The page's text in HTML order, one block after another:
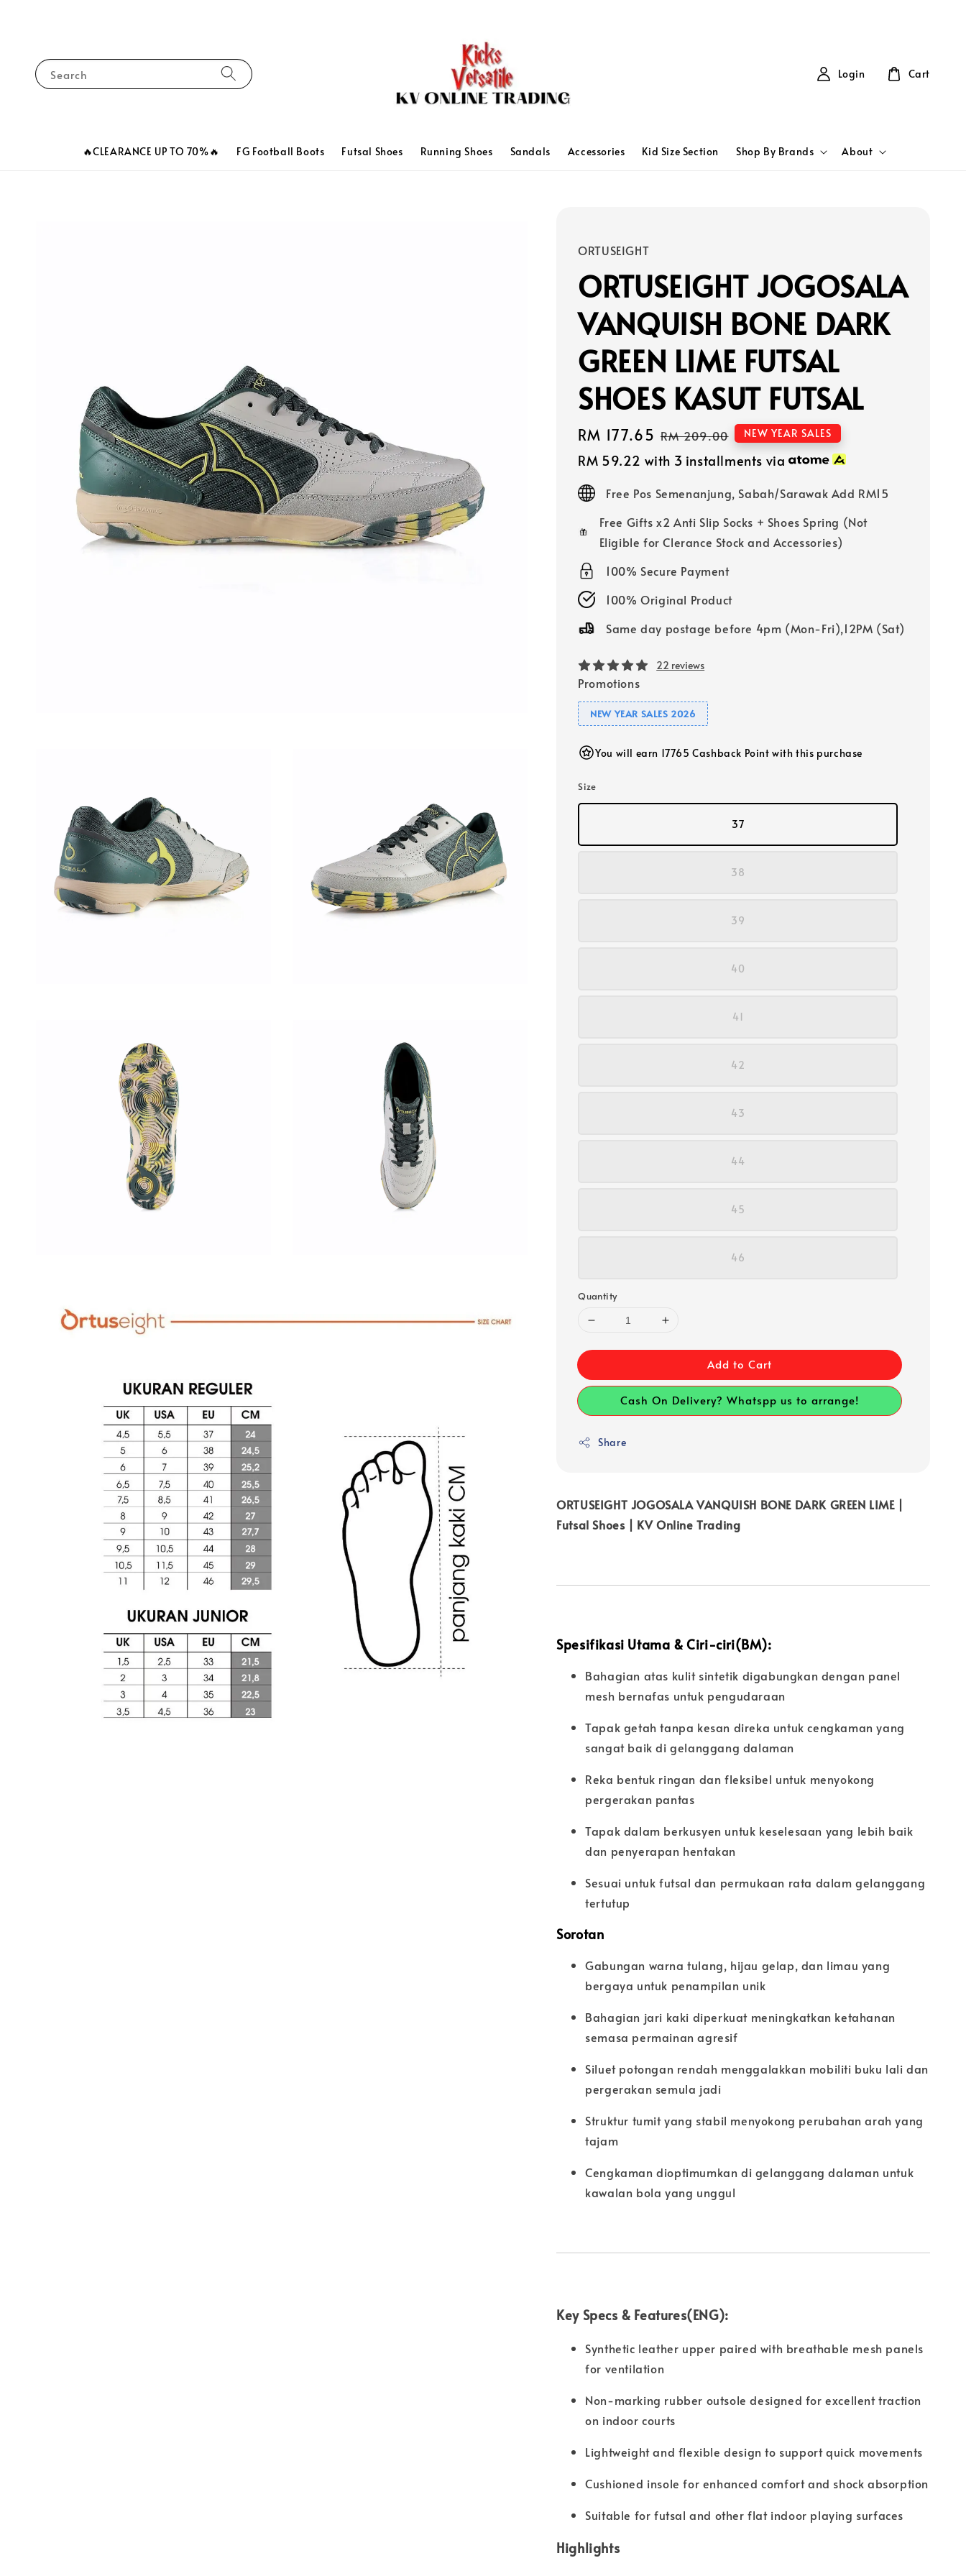
Search
🔥CLEARANCE UP TO 70%🔥 FG Football Boots Futsal Shoes Running Shoes Sandals Accessories Kid Size Section Shop By Brands About
Login Cart
ORTUSEIGHT
ORTUSEIGHT JOGOSALA
VANQUISH BONE DARK
GREEN LIME FUTSAL
SHOES KASUT FUTSAL
Sale
price
RM 177.65 Regular
price
RM 209.00 NEW YEAR SALES
RM 59.22 with 3 installments via
Free Pos Semenanjung, Sabah/Sarawak Add RM15
Free Gifts x2 Anti Slip Socks + Shoes Spring (Not
Eligible for Clerance Stock and Accessories)
100% Secure Payment
100% Original Product
Same day postage before 4pm (Mon-Fri),12PM (Sat)
22 reviews
Promotions
NEW YEAR SALES 2026
You will earn 17765 Cashback Point with this purchase
Size
37
38
39
40
41
42
43
44
45
46
Quantity
Add to Cart
Cash On Delivery? Whatspp us to arrange!
Share
ORTUSEIGHT JOGOSALA VANQUISH BONE DARK GREEN LIME |
Futsal Shoes | KV Online Trading
Spesifikasi Utama & Ciri-ciri(BM):
Bahagian atas kulit sintetik digabungkan dengan panel
mesh bernafas untuk pengudaraan
Tapak getah tanpa kesan direka untuk cengkaman yang
sangat baik di gelanggang dalaman
Reka bentuk ringan dan fleksibel untuk menyokong
pergerakan pantas
Tapak dalam berkusyen untuk keselesaan yang lebih baik
dan penyerapan hentakan
Sesuai untuk futsal dan permukaan rata dalam gelanggang
tertutup
Sorotan
Gabungan warna tulang, hijau gelap, dan limau yang
bergaya untuk penampilan unik
Bahagian jari kaki diperkuat meningkatkan ketahanan
semasa permainan agresif
Siluet potongan rendah menggalakkan mobiliti buku lali dan
pergerakan semula jadi
Struktur tumit yang stabil menyokong perubahan arah yang
tajam
Cengkaman dioptimumkan di gelanggang dalaman untuk
kawalan bola yang unggul
Key Specs & Features(ENG):
Synthetic leather upper paired with breathable mesh panels
for ventilation
Non-marking rubber outsole designed for excellent traction
on indoor courts
Lightweight and flexible design to support quick movements
Cushioned insole for enhanced comfort and shock absorption
Suitable for futsal and other flat indoor playing surfaces
Highlights